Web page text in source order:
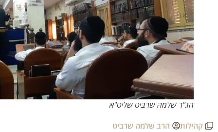
הג"ר שלמה שרביט שליט"א
קהילות
הרב שלמה שרביט